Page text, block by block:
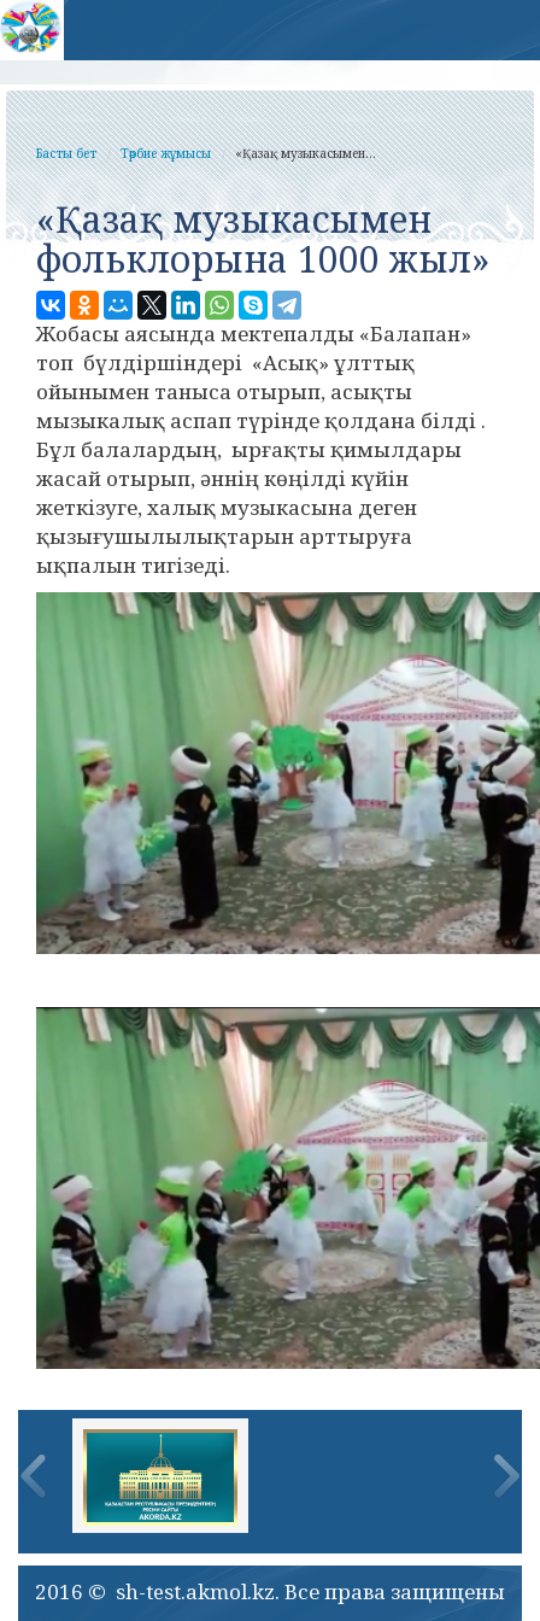
Басты бет Тәрбие жұмысы «Қазақ музыкасымен...
«Қазақ музыкасымен
фольклорына 1000 жыл»
Жобасы аясында мектепалды «Балапан»
топ бүлдіршіндері «Асық» ұлттық
ойынымен таныса отырып, асықты
мызыкалық аспап түрінде қолдана білді .
Бұл балалардың, ырғақты қимылдары
жасай отырып, әннің көңілді күйін
жеткізуге, халық музыкасына деген
қызығушылылықтарын арттыруға
ықпалын тигізеді.
2016 © sh-test.akmol.kz. Все права защищены